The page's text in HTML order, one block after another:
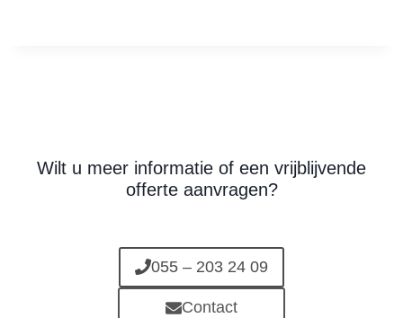
Wilt u meer informatie of een vrijblijvende
offerte aanvragen?
055 – 203 24 09
Contact